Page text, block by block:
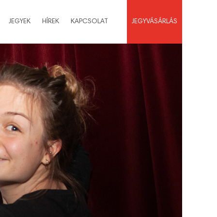
JEGYEK HÍREK KAPCSOLAT JEGYVÁSÁRLÁS